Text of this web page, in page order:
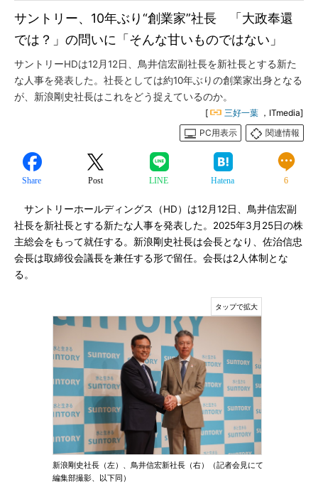
サントリー、10年ぶり“創業家”社長 「大政奉還
では？」の問いに「そんな甘いものではない」
サントリーHDは12月12日、鳥井信宏副社長を新社長とする新た
な人事を発表した。社長としては約10年ぶりの創業家出身となる
が、新浪剛史社長はこれをどう捉えているのか。
[ 三好一葉 ，ITmedia]
PC用表示
関連情報
Share Post LINE Hatena 6
サントリーホールディングス（HD）は12月12日、鳥井信宏副
社長を新社長とする新たな人事を発表した。2025年3月25日の株
主総会をもって就任する。新浪剛史社長は会長となり、佐治信忠
会長は取締役会議長を兼任する形で留任。会長は2人体制とな
る。
新浪剛史社長（左）、鳥井信宏新社長（右）（記者会見にて
編集部撮影、以下同）